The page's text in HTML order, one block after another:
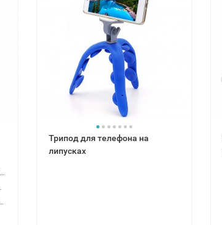
Трипод для телефона на
липусках